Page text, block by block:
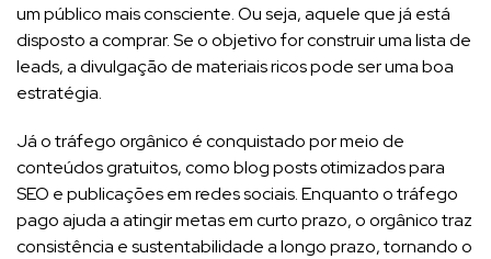
um público mais consciente. Ou seja, aquele que já está
disposto a comprar. Se o objetivo for construir uma lista de
leads, a divulgação de materiais ricos pode ser uma boa
estratégia.
Já o tráfego orgânico é conquistado por meio de
conteúdos gratuitos, como blog posts otimizados para
SEO e publicações em redes sociais. Enquanto o tráfego
pago ajuda a atingir metas em curto prazo, o orgânico traz
consistência e sustentabilidade a longo prazo, tornando o